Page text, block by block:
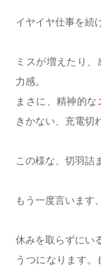
イヤイヤ仕事を続
ミスが増えたり
力感。
まさに、精神的な
きかない、充電切
この様な、切羽詰
もう一度言います
休みを取らずにい
うつになります